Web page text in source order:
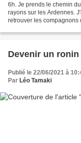
6h. Je prends le chemin
rayons sur les Ardennes.
retrouver les compagnons
Devenir un
Publié le 22/06/2021 à
Par Léo Tamaki